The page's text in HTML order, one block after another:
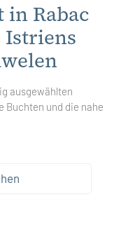
in Rabac
Istriens
ausgewählten
Buchten und die nahe